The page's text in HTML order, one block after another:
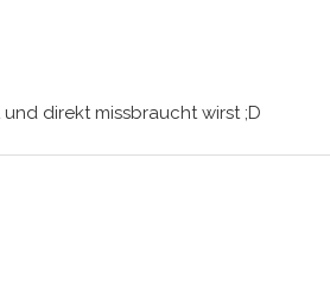
direkt missbraucht wirst ;D